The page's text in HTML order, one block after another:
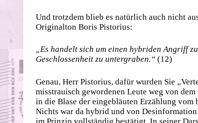
Und trotzdem blieb es natürlich auch nicht
Originalton Boris Pistorius:
„Es handelt sich um einen hybriden Angriff
Geschlossenheit zu untergraben.“ (12)
Genau, Herr Pistorius, dafür wurden Sie
misstrauisch gewordenen Leute weg von
in die Blase der eingebläuten Erzählung
Nichts war da hybrid und von
im Prinzip vollständig bestätigt. In seiner